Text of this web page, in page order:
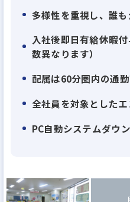
多様性を重視し、誰
入社後即日有給休暇
数異なります）
配属は60分圏内の通
全社員を対象とした
PC自動システムダウ